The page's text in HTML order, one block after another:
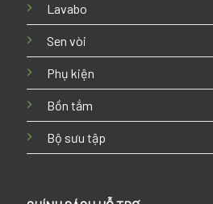
Lavabo
Sen vòi
Phụ kiện
Bồn tắm
Bộ sưu tập